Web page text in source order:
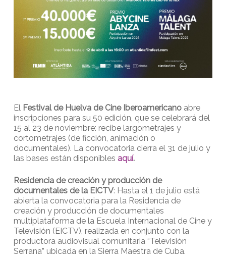
El Festival de Huelva de Cine Iberoamericano abre
inscripciones para su 50 edición, que se celebrará del
15 al 23 de noviembre: recibe largometrajes y
cortometrajes (de ficción, animación o
documentales). La convocatoria cierra el 31 de julio y
las bases están disponibles aquí.
Residencia de creación y producción de
documentales de la EICTV: Hasta el 1 de julio está
abierta la convocatoria para la Residencia de
creación y producción de documentales
multiplataforma de la Escuela Internacional de Cine y
Televisión (EICTV), realizada en conjunto con la
productora audiovisual comunitaria “Televisión
Serrana” ubicada en la Sierra Maestra de Cuba.